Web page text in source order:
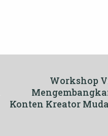
Workshop
Konten Kreator